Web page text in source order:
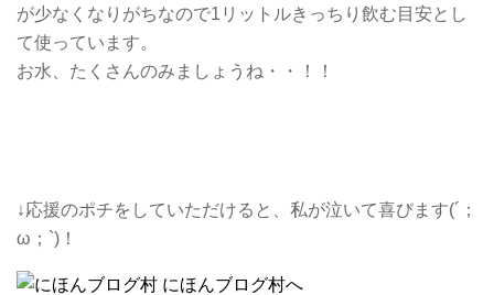
が少なくなりがちなので1リットルきっちり飲む目安とし
て使っています。
お水、たくさんのみましょうね・・！！
↓応援のポチをしていただけると、私が泣いて喜びます(´；
ω；`)！